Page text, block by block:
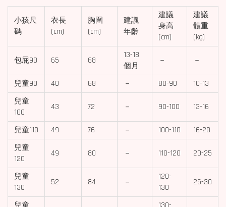
小孩尺
碼
衣長
(cm)
胸圍
(cm)
建議
年齡
建議
身高
(cm)
建議
體重
(kg)
包屁90 65 68
13-18
個月
－ －
兒童90 40 68 － 80-90
10-13
兒童
100
43 72 － 90-100 13-16
兒童110 49 76 － 100-110
16-20
兒童
120
49 80 － 110-120 20-25
兒童
130
52 84 －
120-
130
25-30